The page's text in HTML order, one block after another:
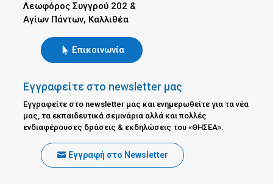
Λεωφόρος Συγγρού 202 &
Αγίων Πάντων, Καλλιθέα
Επικοινωνία
Εγγραφείτε στο newsletter μας
Εγγραφείτε στο newsletter μας και ενημερωθείτε για τα νέα
μας, τα εκπαιδευτικά σεμινάρια αλλά και πολλές
ενδιαφέρουσες δράσεις & εκδηλώσεις του «ΘΗΣΕΑ».
Εγγραφή στο Newsletter